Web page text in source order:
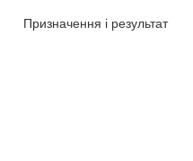
Призначення і результат